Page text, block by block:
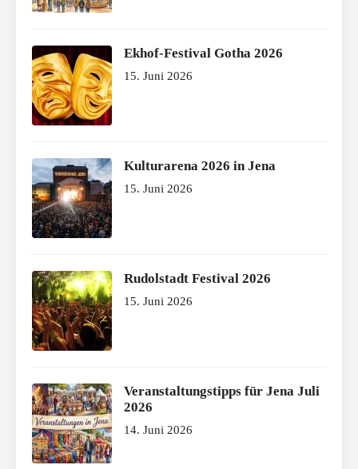
Ekhof-Festival Gotha 2026
15. Juni 2026
Kulturarena 2026 in Jena
15. Juni 2026
Rudolstadt Festival 2026
15. Juni 2026
Veranstaltungstipps für Jena Juli
2026
14. Juni 2026